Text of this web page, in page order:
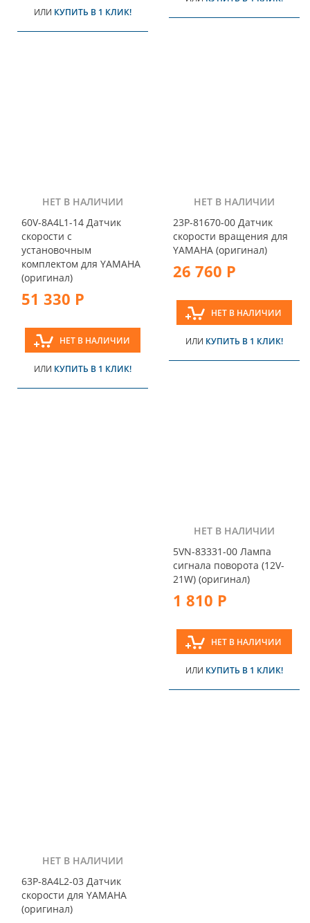
ИЛИ КУПИТЬ В 1 КЛИК!
НЕТ В НАЛИЧИИ
60V-8A4L1-14 Датчик
скорости с
установочным
комплектом для YAMAHA
(оригинал)
51 330 Р
НЕТ В НАЛИЧИИ
ИЛИ КУПИТЬ В 1 КЛИК!
НЕТ В НАЛИЧИИ
23P-81670-00 Датчик
скорости вращения для
YAMAHA (оригинал)
26 760 Р
НЕТ В НАЛИЧИИ
ИЛИ КУПИТЬ В 1 КЛИК!
НЕТ В НАЛИЧИИ
5VN-83331-00 Лампа
сигнала поворота (12V-
21W) (оригинал)
1 810 Р
НЕТ В НАЛИЧИИ
ИЛИ КУПИТЬ В 1 КЛИК!
НЕТ В НАЛИЧИИ
63P-8A4L2-03 Датчик
скорости для YAMAHA
(оригинал)